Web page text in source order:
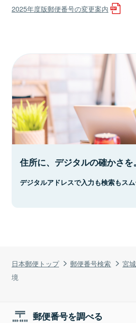
日本郵便トップ 郵便番号検索 宮
境
2025年度版郵便番号の変更案内
住所に、デジタルの確かさを。
デジタルアドレスで入力も検索もスム
郵便番号を調べる